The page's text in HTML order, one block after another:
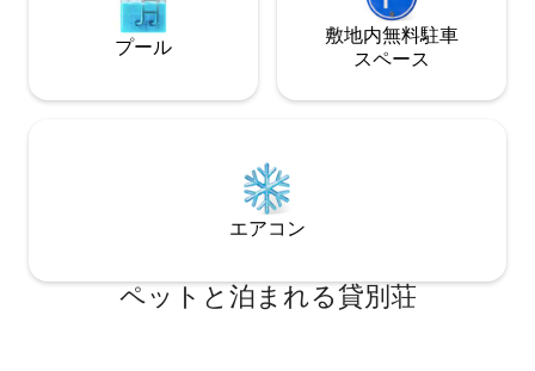
プール
敷地内無料駐⁠車
ス⁠ペ⁠ー⁠ス
エアコン
ペットと泊まれる貸別荘